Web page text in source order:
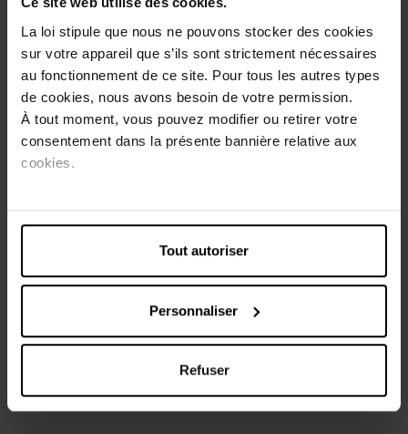
La loi stipule que nous ne pouvons stocker des cookies
sur votre appareil que s’ils sont strictement nécessaires
au fonctionnement de ce site. Pour tous les autres types
de cookies, nous avons besoin de votre permission.
À tout moment, vous pouvez modifier ou retirer votre
consentement dans la présente bannière relative aux
cookies.
Tout autoriser
Personnaliser
Refuser
Expédition sous 24h
Description
Notre nettoyant cuisine fabriqué en Belgiuque est
Caractéristiques